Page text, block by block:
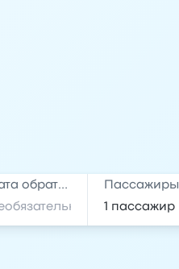
Дата обратной поездки Пассажиры